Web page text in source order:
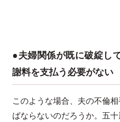
●夫婦関係が既に破綻し
謝料を支払う必要がない
このような場合、夫の不倫
ばならないのだろうか。五